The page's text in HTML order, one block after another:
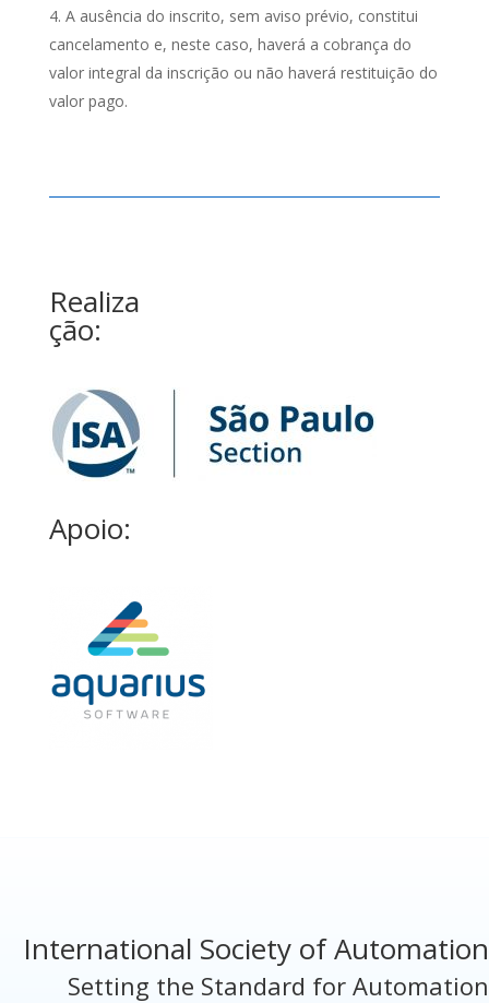
A ausência do inscrito, sem aviso prévio, constitui
cancelamento e, neste caso, haverá a cobrança do
valor integral da inscrição ou não haverá restituição do
valor pago.
Realiza
ção:
Apoio:
International Society of Automation
Setting the Standard for Automation